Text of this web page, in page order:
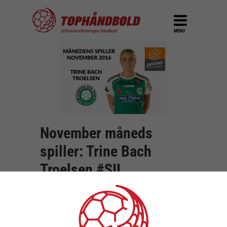
MENU
November måneds
spiller: Trine Bach
Troelsen #SIL
1. december 2016
Det er næppe gået nogens næse forbi,